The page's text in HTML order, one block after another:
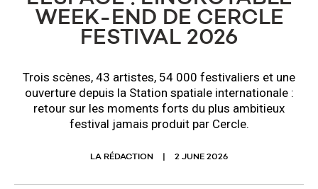
WEEK-END DE CERCLE
FESTIVAL 2026
Trois scènes, 43 artistes, 54 000 festivaliers et une
ouverture depuis la Station spatiale internationale :
retour sur les moments forts du plus ambitieux
festival jamais produit par Cercle.
LA RÉDACTION 2 JUNE 2026